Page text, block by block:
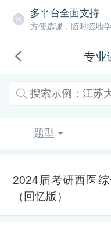
多平台全面支持
方便选课，随时随地
专业
题型
2024届考研西医
（回忆版）